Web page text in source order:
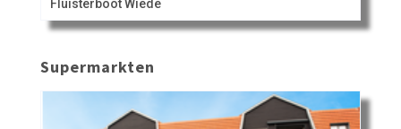
Fluisterboot Wiede
Supermarkten